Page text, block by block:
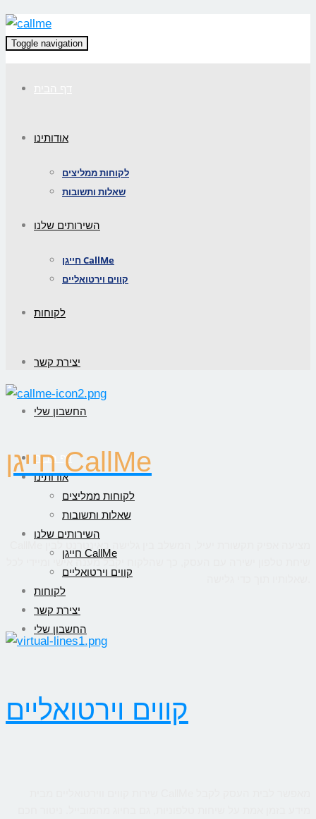
Toggle navigation
אודותינו
לקוחות ממליצים
שאלות ותשובות
השירותים שלנו
חייגן CallMe
קווים וירטואליים
לקוחות
יצירת קשר
החשבון שלי
דף הבית
אודותינו
לקוחות ממליצים
שאלות ותשובות
השירותים שלנו
חייגן CallMe
קווים וירטואליים
לקוחות
יצירת קשר
החשבון שלי
חייגן CallMe
שיחת טלפון ישירה עם העסק, כך שהלקוח יקבל מענה אישי ומיידי לכל
קווים וירטואליים